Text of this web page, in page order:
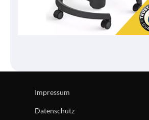
Impressum
Datenschutz